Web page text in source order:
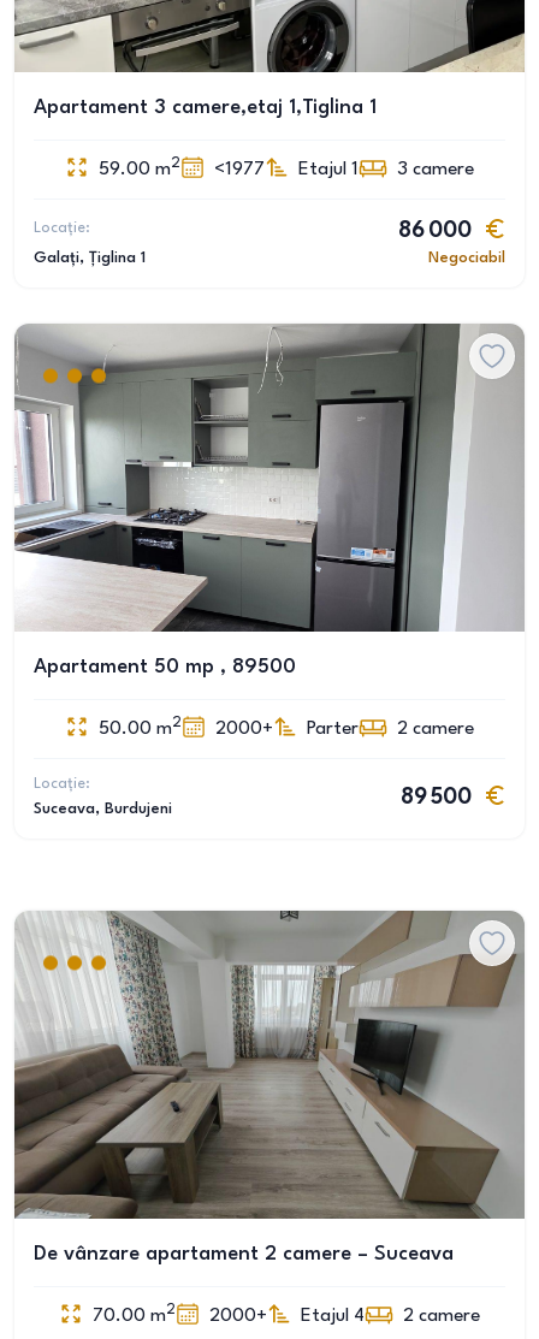
Apartament 3 camere,etaj 1,Tiglina 1
59.00 m2 <1977 Etajul 1 3 camere
Locație:
Galați, Țiglina 1
86 000
Negociabil
Apartament 50 mp , 89500
50.00 m2 2000+ Parter 2 camere
Locație:
Suceava, Burdujeni
89 500
De vânzare apartament 2 camere – Suceava
70.00 m2 2000+ Etajul 4 2 camere